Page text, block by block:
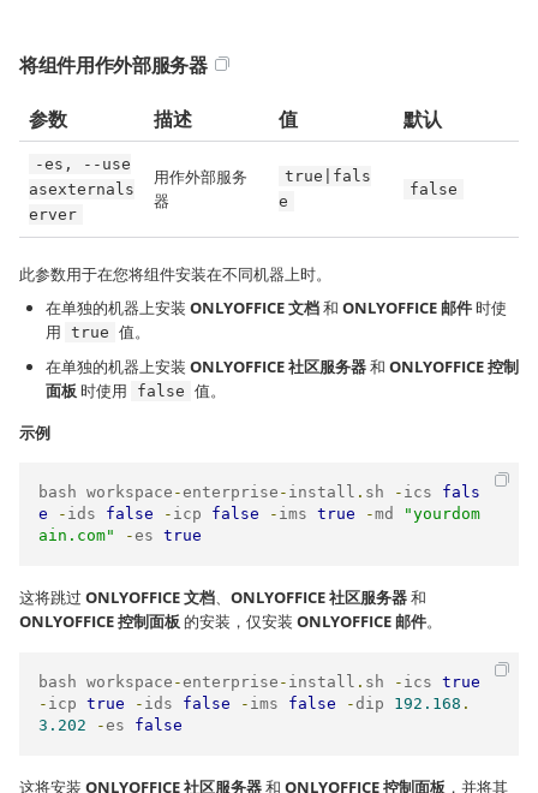
将组件用作外部服务器
参数 描述 值 默认
-es, --use
asexternals
erver
用作外部服务
器
true|fals
e
false
此参数用于在您将组件安装在不同机器上时。
在单独的机器上安装 ONLYOFFICE 文档和 ONLYOFFICE 邮件时使
用 true 值。
在单独的机器上安装 ONLYOFFICE 社区服务器和 ONLYOFFICE 控制
面板时使用 false 值。
示例
bash workspace -enterprise - install . sh - ics fals
e
- ids false - icp false - ims true -md
"yourdom
ain.com"
-es true
这将跳过 ONLYOFFICE 文档、 ONLYOFFICE 社区服务器和
ONLYOFFICE 控制面板 的安装，仅安装 ONLYOFFICE 邮件。
bash workspace -enterprise - install . sh - ics true
- icp true - ids false - ims false -dip 192.168 .
3.202
-es false
这将安装 ONLYOFFICE 社区服务器和 ONLYOFFICE 控制面板 ，并将其